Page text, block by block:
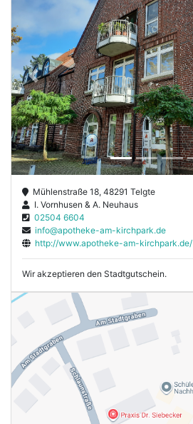
Previous
Mühlenstraße 18, 48291 Telgte
I. Vornhusen & A. Neuhaus
02504 6604
info@apotheke-am-kirchpark.de
http://www.apotheke-am-kirchpark.de/
Wir akzeptieren den Stadtgutschein.